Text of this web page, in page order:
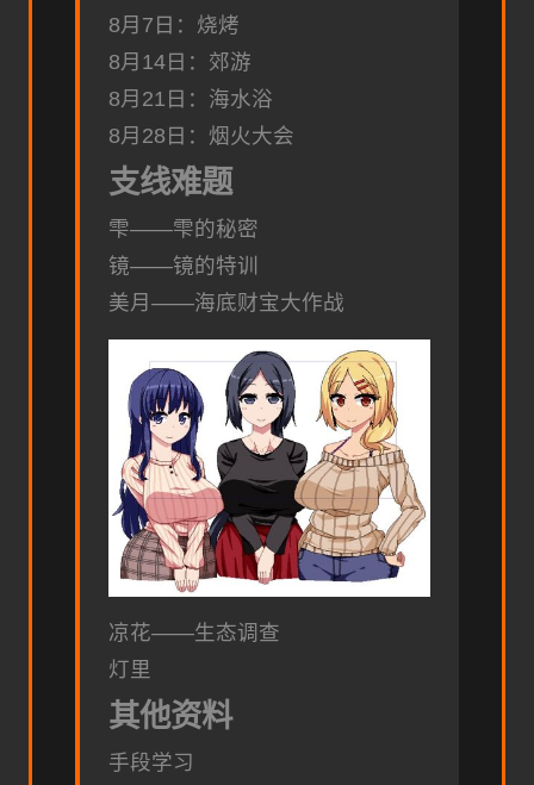
8月7日：烧烤
8月14日：郊游
8月21日：海水浴
8月28日：烟火大会
支线难题
雫——雫的秘密
镜——镜的特训
美月——海底财宝大作战
凉花——生态调查
灯里
其他资料
手段学习